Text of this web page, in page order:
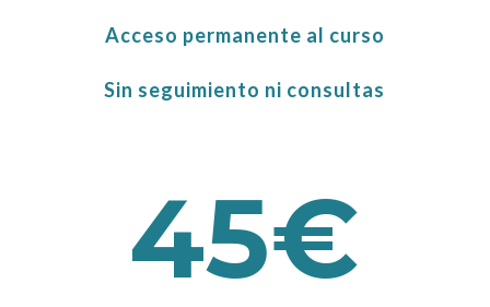
Acceso permanente al curso
Sin seguimiento ni consultas
45€